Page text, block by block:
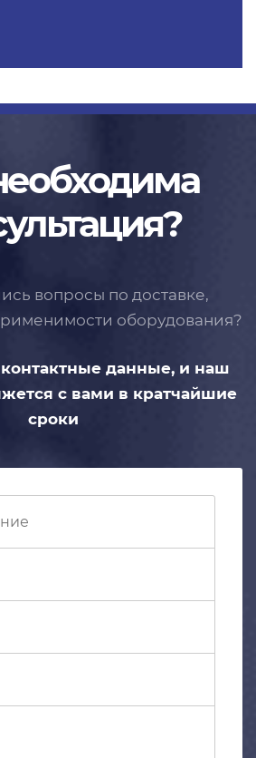
вопросы по доставке,
оборудования?
контактные данные, и наш
с вами в кратчайшие
сроки